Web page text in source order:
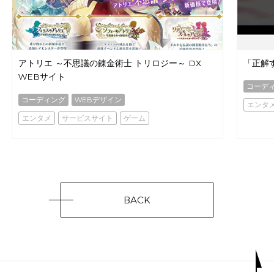
アトリエ ～不思議の錬金術士 トリロジー～ DX
WEBサイト
コーディング
WEBデザイン
エンタメ
サービスサイト ゲーム
「正
コーデ
エンタ
BACK